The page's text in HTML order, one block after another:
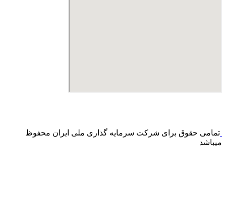
تمامی حقوق برای شرکت سرمایه گذاری ملی ایران محفوظ
میباشد